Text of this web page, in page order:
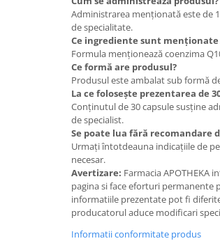
Administrarea menționată este de
de specialitate.
Ce ingrediente sunt
Formula menționează coenzima
Ce formă are produsul?
Produsul este ambalat sub formă
La ce folosește prezentarea de
Conținutul de 30 capsule susține
de specialist.
Se poate lua fără recomandare
Urmați întotdeauna indicațiile de
necesar.
Avertizare: Farmacia APOTHEKA
pagina si face eforturi permanente
informatiile prezentate pot fi
producatorul aduce modificari
Informatii conformitate produs